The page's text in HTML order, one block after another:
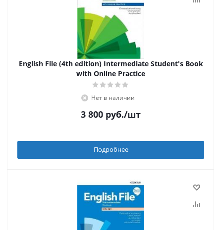
English File (4th edition) Intermediate Student's Book
with Online Practice
Нет в наличии
3 800 руб./шт
Подробнее